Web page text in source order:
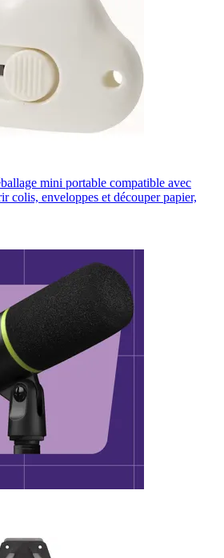
mini portable compatible avec
colis, enveloppes et découper papier,